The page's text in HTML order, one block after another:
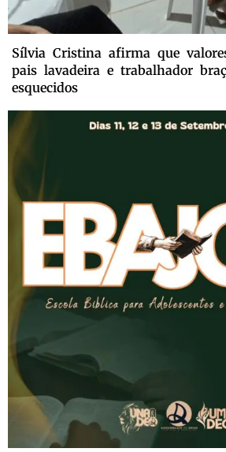
Sílvia Cristina afirma que
pais lavadeira e trabalhador
esquecidos